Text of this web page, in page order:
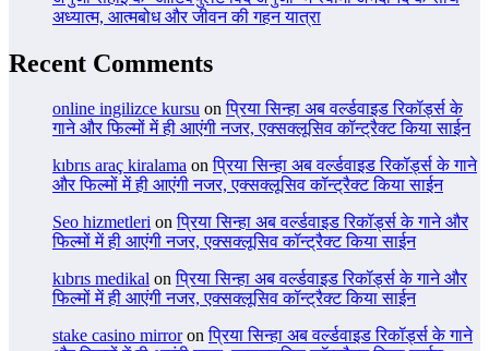
अध्यात्म, आत्मबोध और जीवन की गहन यात्रा
Recent Comments
online ingilizce kursu onप्रिया सिन्हा अब वर्ल्डवाइड रिकॉर्ड्स के
गाने और फिल्मों में ही आएंगी नजर, एक्सक्लूसिव कॉन्ट्रैक्ट किया साईन
kıbrıs araç kiralama onप्रिया सिन्हा अब वर्ल्डवाइड रिकॉर्ड्स के गाने
और फिल्मों में ही आएंगी नजर, एक्सक्लूसिव कॉन्ट्रैक्ट किया साईन
Seo hizmetleri onप्रिया सिन्हा अब वर्ल्डवाइड रिकॉर्ड्स के गाने और
फिल्मों में ही आएंगी नजर, एक्सक्लूसिव कॉन्ट्रैक्ट किया साईन
kıbrıs medikal onप्रिया सिन्हा अब वर्ल्डवाइड रिकॉर्ड्स के गाने और
फिल्मों में ही आएंगी नजर, एक्सक्लूसिव कॉन्ट्रैक्ट किया साईन
stake casino mirroronप्रिया सिन्हा अब वर्ल्डवाइड रिकॉर्ड्स के गाने